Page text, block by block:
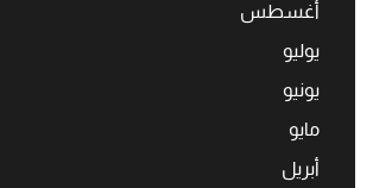
أغسطس
يوليو
يونيو
مايو
أبريل